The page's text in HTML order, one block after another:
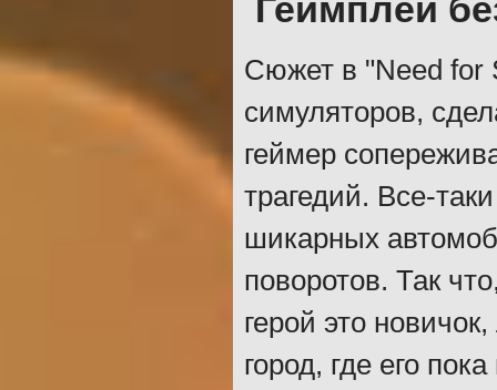
Геймплей
Сюжет в "Need for
симуляторов,
геймер
трагедий. Все-
шикарных
поворотов. Так
герой это
город, где его